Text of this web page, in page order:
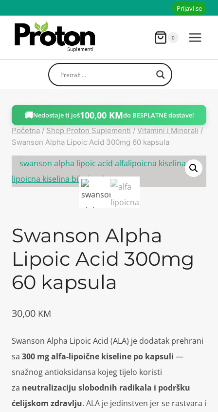
sadržaja
Prijavi se
0
🚚Nedostaje ti još100,00 KMdo BESPLATNE dostave!
Početna / Shop Proton Suplementi / Vitamini i Minerali /
Swanson Alpha Lipoic Acid 300mg 60 kapsula
Swanson Alpha
Lipoic Acid 300mg
60 kapsula
30,00 KM
Swanson Alpha Lipoic Acid (ALA) je dodatak prehrani
sa 300 mg alfa-lipoične kiseline po kapsuli —
snažnog antioksidansa kojeg tijelo koristi
za neutralizaciju slobodnih radikala i podršku
ćelijskom zdravlju. ALA je jedinstven jer se rastvara i